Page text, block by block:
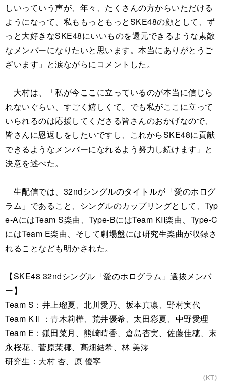
しいっていう声が、年々、たくさんの方からいただける
ようになって、私ももっともっとSKE48の顔として、ず
っと大好きなSKE48にいいものを還元できるような素敵
なメンバーになりたいと思います。本当にありがとうご
ざいます」と涙ながらにコメントした。
大村は、「私が今ここに立っているのが本当に信じら
れないぐらい、すごく嬉しくて。でも私がここに立って
いられるのは応援してくださる皆さんのおかげなので、
皆さんに恩返しをしたいですし、これからSKE48に貢献
できるようなメンバーになれるよう努力し続けます」と
決意を述べた。
生配信では、32ndシングルのタイトルが「愛のホログ
ラム」であること、シングルのカップリングとして、Typ
e-AにはTeam S楽曲、Type-BにはTeam KII楽曲、Type-C
にはTeam E楽曲、そして劇場盤には研究生楽曲が収録さ
れることなども明かされた。
【SKE48 32ndシングル「愛のホログラム」選抜メンバ
ー】
Team S：井上瑠夏、北川愛乃、坂本真凛、野村実代
Team KⅡ：青木莉樺、荒井優希、太田彩夏、中野愛理
Team E：鎌田菜月、熊崎晴香、倉島杏実、佐藤佳穂、末
永桜花、菅原茉椰、髙畑結希、林 美澪
研究生：大村 杏、原 優寧
《KT》